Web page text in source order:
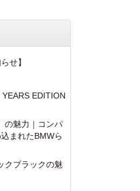
せ】
EDITION
の魅力｜コンパ
まれたBMWら
クブラックの魅